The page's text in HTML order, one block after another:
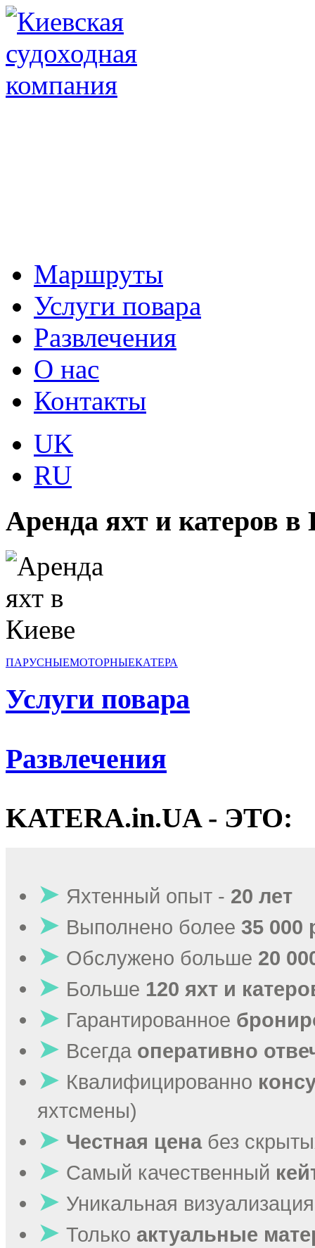
Маршруты
Услуги повара
Развлечения
О нас
Контакты
UK
RU
Аренда яхт и катеров в
ПАРУСНЫЕМОТОРНЫЕКАТЕРА
Услуги повара
Развлечения
KATERA.in.UA - ЭТО:
➤ Яхтенный опыт - 20 лет
➤ Выполнено более 35 000
➤ Обслужено больше 20
➤ Больше 120 яхт и
➤ Гарантированное
➤ Всегда оперативно
➤ Квалифицированно
яхтсмены)
➤ Честная ценабез
➤ Самый качественный
➤ Уникальная
➤ Только актуальные